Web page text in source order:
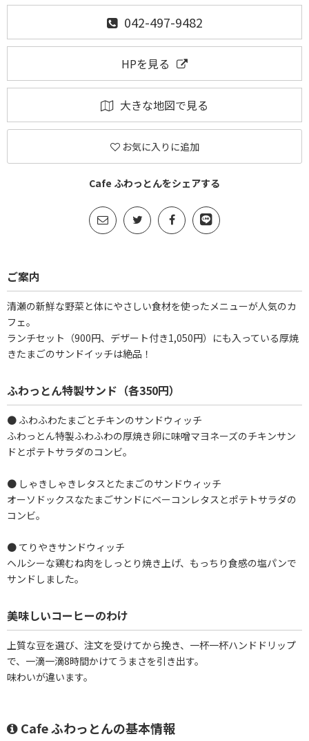
042-497-9482
HPを見る
大きな地図で見る
お気に入りに追加
Cafe ふわっとんをシェアする
ご案内
清瀬の新鮮な野菜と体にやさしい食材を使ったメニューが人気のカ
フェ。
ランチセット（900円、デザート付き1,050円）にも入っている厚焼
きたまごのサンドイッチは絶品！
ふわっとん特製サンド（各350円）
● ふわふわたまごとチキンのサンドウィッチ
ふわっとん特製ふわふわの厚焼き卵に味噌マヨネーズのチキンサン
ドとポテトサラダのコンビ。
● しゃきしゃきレタスとたまごのサンドウィッチ
オーソドックスなたまごサンドにベーコンレタスとポテトサラダの
コンビ。
● てりやきサンドウィッチ
ヘルシーな鶏むね肉をしっとり焼き上げ、もっちり食感の塩パンで
サンドしました。
美味しいコーヒーのわけ
上質な豆を選び、注文を受けてから挽き、一杯一杯ハンドドリップ
で、一滴一滴8時間かけてうまさを引き出す。
味わいが違います。
Cafe ふわっとんの基本情報